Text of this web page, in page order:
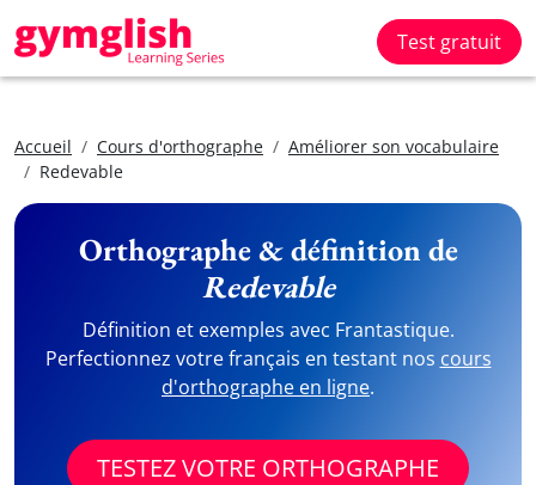
Test gratuit
Accueil Cours d'orthographe
Améliorer son vocabulaire
Redevable
Orthographe & définition de
Redevable
Définition et exemples avec Frantastique.
Perfectionnez votre français en testant nos cours
d'orthographe en ligne.
TESTEZ VOTRE ORTHOGRAPHE